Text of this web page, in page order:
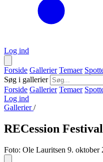
Log ind
Forside Gallerier Temaer
Søg i gallerier
Forside Gallerier Temaer
Log ind
Gallerier/
RECession
Foto: Ole Lauritsen 9. oktober